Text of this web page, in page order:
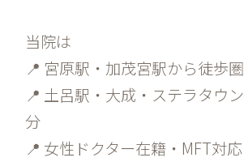
当院は
📍 宮原駅・加茂宮駅から徒歩
📍 土呂駅・大成・ステラタウ
分
📍 女性ドクター在籍・MFT対応